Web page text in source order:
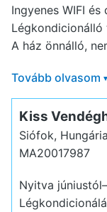
Ingyenes WIFI
Légkondicionálló
A ház önnálló,
Tovább olvasom ▾
Kiss
Siófok,
MA20017987
Nyitva